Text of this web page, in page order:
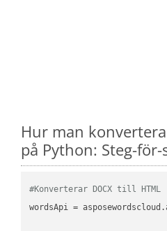
Hur man
på Python: Steg-
#Konverterar DOCX till HTML
wordsApi =